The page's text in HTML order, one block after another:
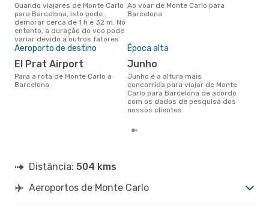
Quando viajares de Monte Carlo
para Barcelona, isto pode
demorar cerca de 1 h e 32 m. No
entanto, a duração do voo pode
variar devido a outros fatores
Ao voar de Monte Carlo para
Barcelona
Aeroporto de destino
El Prat Airport
Para a rota de Monte Carlo a
Barcelona
Época alta
junho
junho é a altura mais
concorrida para viajar de Monte
Carlo para Barcelona de acordo
com os dados de pesquisa dos
nossos clientes
Distância: 504 kms
Aeroportos de Monte Carlo